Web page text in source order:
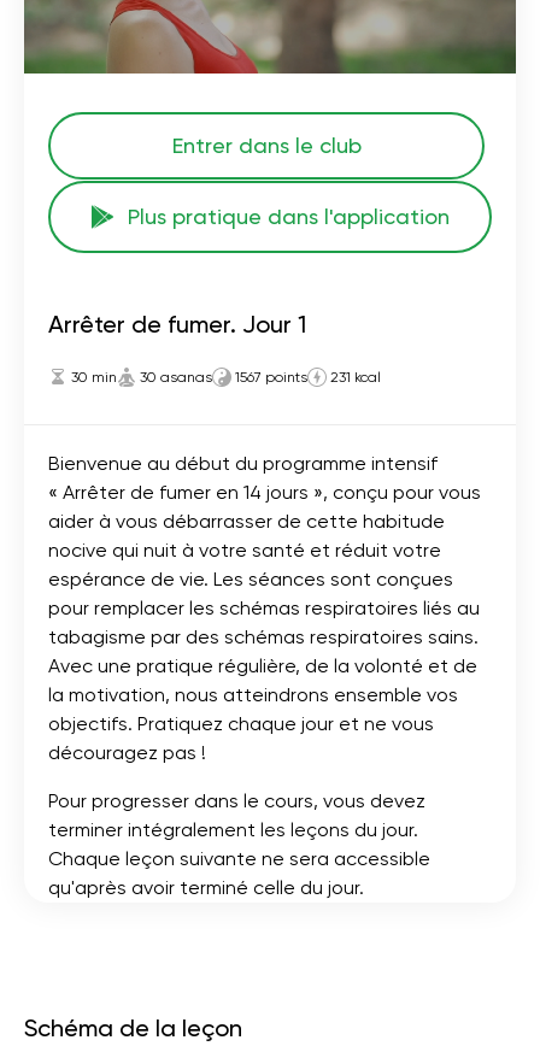
Entrer dans le club
Plus pratique dans l'application
Arrêter de fumer. Jour 1
30 min 30 asanas 1567 points 231 kcal
Bienvenue au début du programme intensif
« Arrêter de fumer en 14 jours », conçu pour vous
aider à vous débarrasser de cette habitude
nocive qui nuit à votre santé et réduit votre
espérance de vie. Les séances sont conçues
pour remplacer les schémas respiratoires liés au
tabagisme par des schémas respiratoires sains.
Avec une pratique régulière, de la volonté et de
la motivation, nous atteindrons ensemble vos
objectifs. Pratiquez chaque jour et ne vous
découragez pas !
Pour progresser dans le cours, vous devez
terminer intégralement les leçons du jour.
Chaque leçon suivante ne sera accessible
qu'après avoir terminé celle du jour.
Schéma de la leçon